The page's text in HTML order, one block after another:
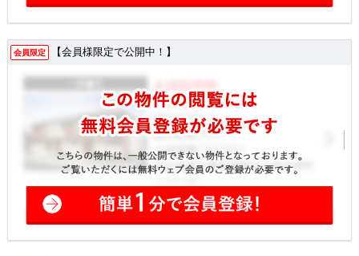
会員限定 【会員様限定で公開中！】